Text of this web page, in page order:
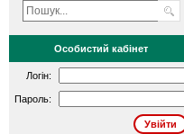
Особистий кабінет
Логін:
Пароль: